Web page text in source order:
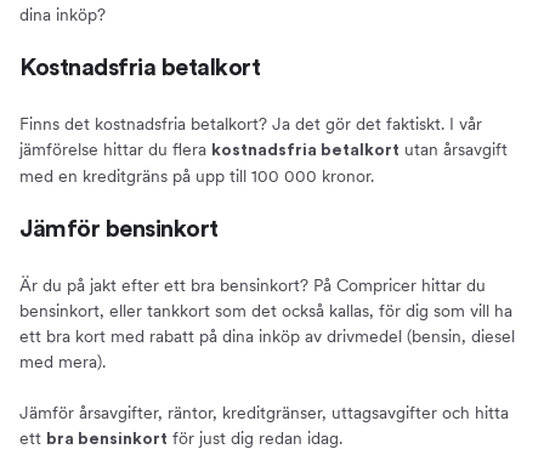
dina inköp?
Kostnadsfria betalkort
Finns det kostnadsfria betalkort? Ja det gör det faktiskt. I vår
jämförelse hittar du flera kostnadsfria betalkort utan årsavgift
med en kreditgräns på upp till 100 000 kronor.
Jämför bensinkort
Är du på jakt efter ett bra bensinkort? På Compricer hittar du
bensinkort, eller tankkort som det också kallas, för dig som vill ha
ett bra kort med rabatt på dina inköp av drivmedel (bensin, diesel
med mera).
Jämför årsavgifter, räntor, kreditgränser, uttagsavgifter och hitta
ett bra bensinkort för just dig redan idag.